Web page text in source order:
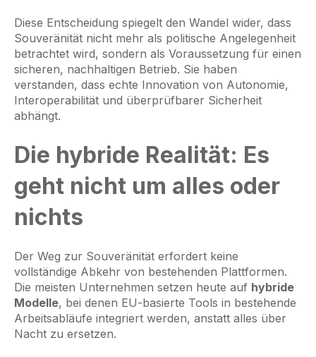
Diese Entscheidung spiegelt den Wandel wider, dass
Souveränität nicht mehr als politische Angelegenheit
betrachtet wird, sondern als Voraussetzung für einen
sicheren, nachhaltigen Betrieb. Sie haben
verstanden, dass echte Innovation von Autonomie,
Interoperabilität und überprüfbarer Sicherheit
abhängt.
Die hybride Realität: Es
geht nicht um alles oder
nichts
Der Weg zur Souveränität erfordert keine
vollständige Abkehr von bestehenden Plattformen.
Die meisten Unternehmen setzen heute auf hybride
Modelle, bei denen EU-basierte Tools in bestehende
Arbeitsabläufe integriert werden, anstatt alles über
Nacht zu ersetzen.